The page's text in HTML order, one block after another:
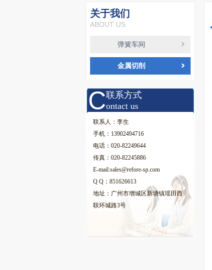
关于我们
ABOUT US
弹簧车间
金属切削
C联系方式
ontact us
联系人：李生
手机：13902494716
电话：020-82249644
传真：020-82245886
E-mail:sales@refore-sp.com
Q Q：851626613
地址：广州市增城区新塘镇瑶田西
联环城路3号